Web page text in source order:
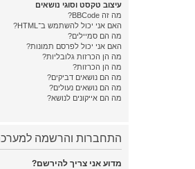
עיצוב טקסט וסוגי נושאים
מה זה BBCode?
האם אני יכול להשתמש ב־HTML?
מה הם סמיילים?
האם אני יכול לפרסם תמונות?
מה הן הכרזות גלובליות?
מה הן הכרזות?
מה הם נושאים דביקים?
מה הם נושאים נעולים?
מה הם אייקונים לנושא?
התחברות והרשמה
מדוע אני צריך להירשם?